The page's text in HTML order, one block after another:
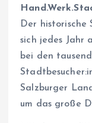
Der
sich jedes Jahr
bei den
Salzburger
um das große